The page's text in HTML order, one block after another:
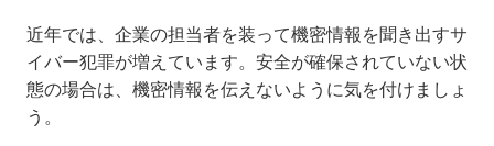
近年では、企業の担当者を装って機密情報を聞き出すサ
イバー犯罪が増えています。安全が確保されていない状
態の場合は、機密情報を伝えないように気を付けましょ
う。